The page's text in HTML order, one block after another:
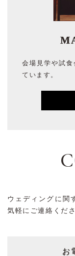
会場見学や試食
ています。
ウェディングに関
気軽にご連絡くださ
お